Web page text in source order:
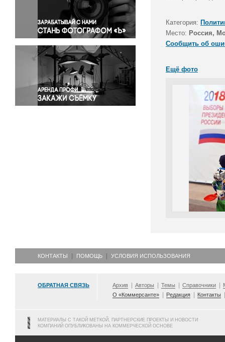
Правосудие
Происшествия и конфликты
Религия
Светская жизнь
Спорт
Экология
Экономика и бизнес
Категория:
Место: Россия,
Сообщить об
Ещё фото
КОНТАКТЫ ПОМОЩЬ УСЛОВИЯ ИСПОЛЬЗОВАНИЯ
ОБРАТНАЯ СВЯЗЬ Архив Авторы Темы Справочники
О «Коммерсанте»
Редакция Контакты
МАТЕРИАЛЫ С ТАКОЙ МЕТКОЙ, ПАРТНЕРСКИЕ ПРОЕКТЫ И НОВОСТИ
КОМПАНИЙ ОПУБЛИКОВАНЫ НА КОММЕРЧЕСКОЙ ОСНОВЕ